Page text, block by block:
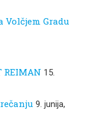
Gradu
REIMAN 15.
9. junija,